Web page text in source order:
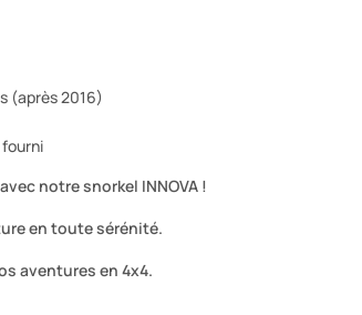
(après 2016)
notre snorkel INNOVA !
en toute sérénité.
aventures en 4x4.